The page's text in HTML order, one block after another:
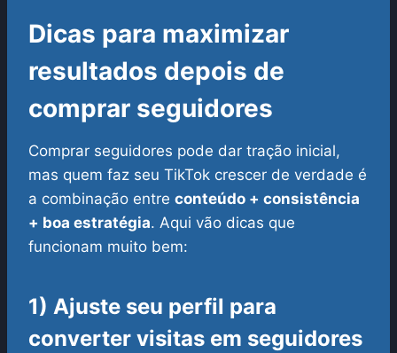
Dicas para maximizar
resultados depois de
comprar seguidores
Comprar seguidores pode dar tração inicial,
mas quem faz seu TikTok crescer de verdade é
a combinação entre conteúdo + consistência
+ boa estratégia. Aqui vão dicas que
funcionam muito bem:
1) Ajuste seu perfil para
converter visitas em seguidores